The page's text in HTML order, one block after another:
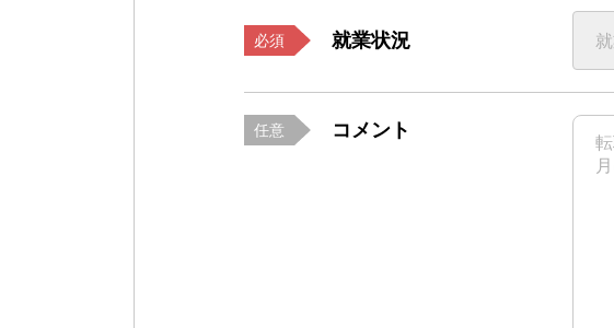
必須 就業状況
任意 コメント